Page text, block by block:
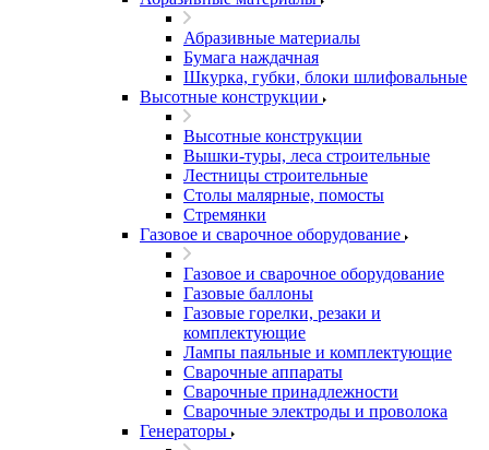
Абразивные материалы
Бумага наждачная
Шкурка, губки, блоки шлифовальные
Высотные конструкции
Высотные конструкции
Вышки-туры, леса строительные
Лестницы строительные
Столы малярные, помосты
Стремянки
Газовое и сварочное оборудование
Газовое и сварочное оборудование
Газовые баллоны
Газовые горелки, резаки и
комплектующие
Лампы паяльные и комплектующие
Сварочные аппараты
Сварочные принадлежности
Сварочные электроды и проволока
Генераторы